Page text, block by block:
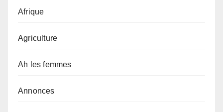
Afrique
Agriculture
Ah les femmes
Annonces